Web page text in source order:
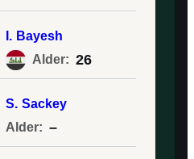
I. Bayesh
Alder: 26
S. Sackey
Alder: –